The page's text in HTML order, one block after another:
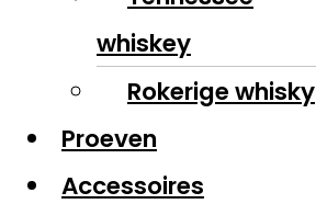
whiskey
Rokerige whisky
Proeven
Accessoires